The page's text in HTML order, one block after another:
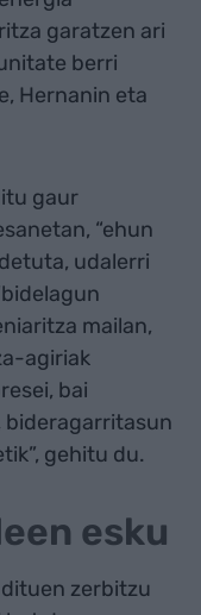
garatzen ari
berri
Hernanin eta
gaur
“ehun
udalerri
mailan,
agiriak
bai
bideragarritasun
gehitu du.
esku
zerbitzu